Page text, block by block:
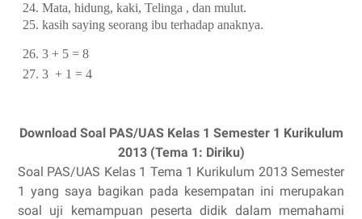
24. Mata, hidung, kaki, Telinga , dan mulut.
25. kasih saying seorang ibu terhadap anaknya.
26. 3 + 5 = 8
27. 3 + 1 = 4
Download Soal PAS/UAS Kelas 1 Semester 1 Kurikulum
2013 (Tema 1: Diriku)
Soal PAS/UAS Kelas 1 Tema 1 Kurikulum 2013 Semester
1 yang saya bagikan pada kesempatan ini merupakan
soal uji kemampuan peserta didik dalam memahami